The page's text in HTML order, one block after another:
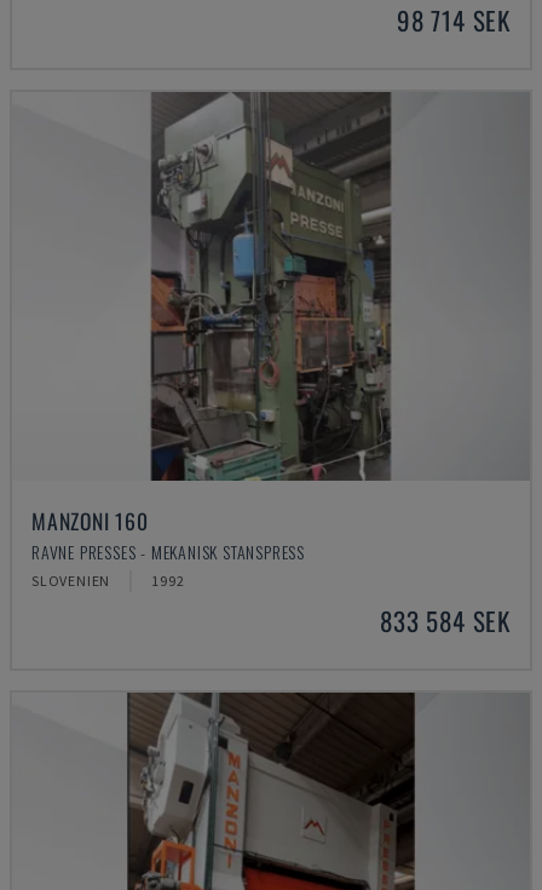
98 714 SEK
MANZONI 160
RAVNE PRESSES - MEKANISK STANSPRESS
SLOVENIEN 1992
833 584 SEK